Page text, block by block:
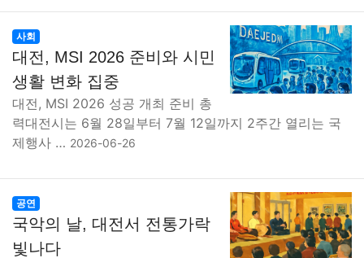
사회
대전, MSI 2026 준비와 시민
생활 변화 집중
대전, MSI 2026 성공 개최 준비 총
력대전시는 6월 28일부터 7월 12일까지 2주간 열리는 국
제행사 … 2026-06-26
공연
국악의 날, 대전서 전통가락
빛나다